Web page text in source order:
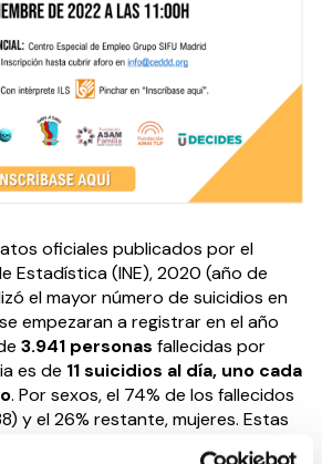
oficiales publicados por el
Estadística (INE), 2020 (año de
el mayor número de suicidios en
empezaran a registrar en el año
3.941 personas fallecidas por
es de 11 suicidios al día, uno cada
. Por sexos, el 74% de los fallecidos
y el 26% restante, mujeres. Estas